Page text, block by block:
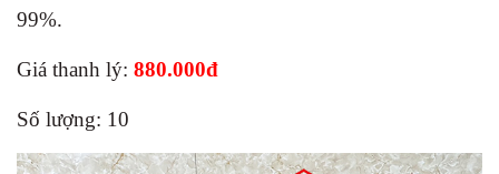
99%.
Giá thanh lý: 880.000đ
Số lượng: 10